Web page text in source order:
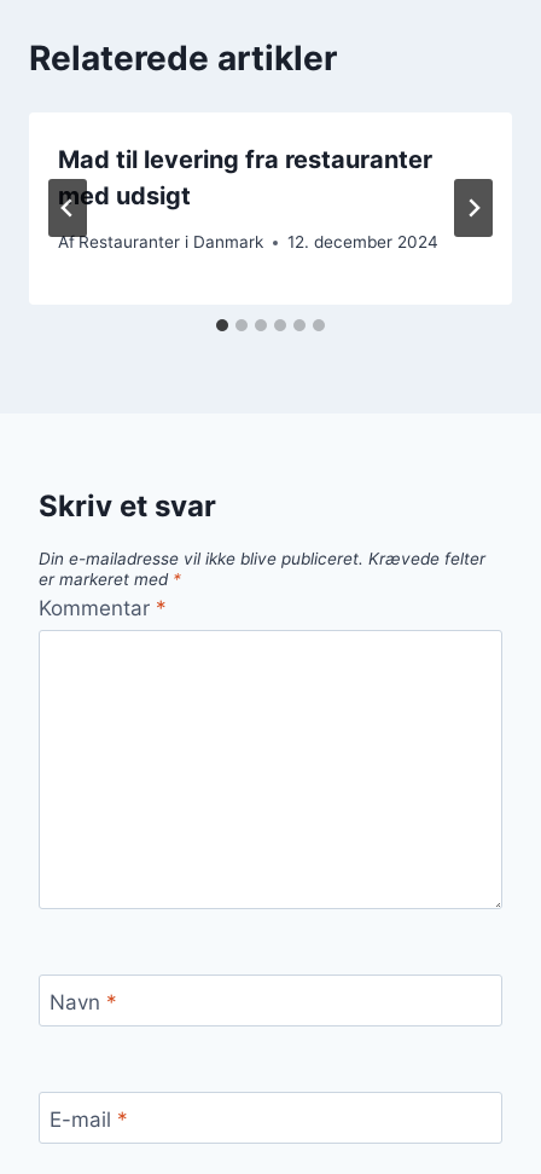
Relaterede artikler
Mad til levering fra restauranter
med udsigt
AfRestauranter i Danmark 12. december 2024
Skriv et svar
Din e-mailadresse vil ikke blive publiceret. Krævede felter
er markeret med *
Kommentar *
Navn *
E-mail *